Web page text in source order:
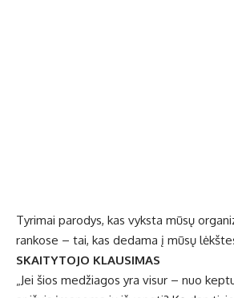
Tyrimai parodys, kas vyksta mūsų
rankose – tai, kas dedama į mūsų
SKAITYTOJO KLAUSIMAS
„Jei šios medžiagos yra visur – nuo